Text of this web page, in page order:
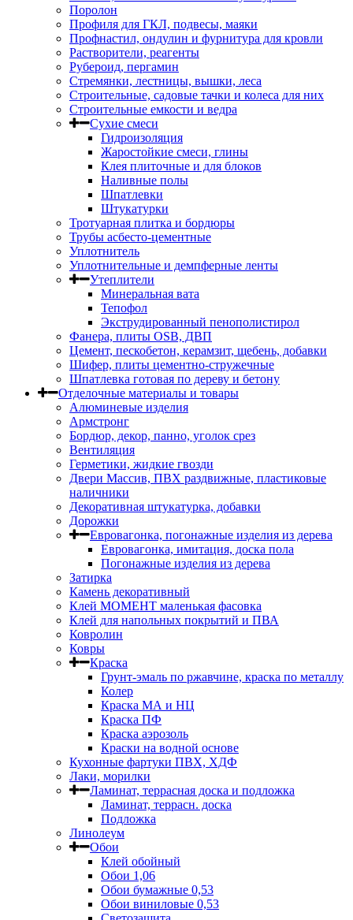
Поролон
Профиля для ГКЛ, подвесы, маяки
Профнастил, ондулин и фурнитура для кровли
Растворители, реагенты
Рубероид, пергамин
Стремянки, лестницы, вышки, леса
Строительные, садовые тачки и колеса для них
Строительные емкости и ведра
Сухие смеси
Гидроизоляция
Жаростойкие смеси, глины
Клея плиточные и для блоков
Наливные полы
Шпатлевки
Штукатурки
Тротуарная плитка и бордюры
Трубы асбесто-цементные
Уплотнитель
Уплотнительные и демпферные ленты
Утеплители
Минеральная вата
Тепофол
Экструдированный пенополистирол
Фанера, плиты OSB, ДВП
Цемент, пескобетон, керамзит, щебень, добавки
Шифер, плиты цементно-стружечные
Шпатлевка готовая по дереву и бетону
Отделочные материалы и товары
Алюминевые изделия
Армстронг
Бордюр, декор, панно, уголок срез
Вентиляция
Герметики, жидкие гвозди
Двери Массив, ПВХ раздвижные, пластиковые
наличники
Декоративная штукатурка, добавки
Дорожки
Евровагонка, погонажные изделия из дерева
Евровагонка, имитация, доска пола
Погонажные изделия из дерева
Затирка
Камень декоративный
Клей МОМЕНТ маленькая фасовка
Клей для напольных покрытий и ПВА
Ковролин
Ковры
Краска
Грунт-эмаль по ржавчине, краска по металлу
Колер
Краска МА и НЦ
Краска ПФ
Краска аэрозоль
Краски на водной основе
Кухонные фартуки ПВХ, ХДФ
Лаки, морилки
Ламинат, террасная доска и подложка
Ламинат, террасн. доска
Подложка
Линолеум
Обои
Клей обойный
Обои 1,06
Обои бумажные 0,53
Обои виниловые 0,53